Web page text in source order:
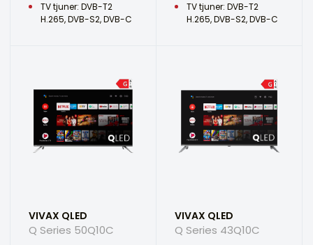
TV tjuner: DVB-T2
H.265, DVB-S2, DVB-C
TV tjuner: DVB-T2
H.265, DVB-S2, DVB-C
VIVAX QLED
Q Series 50Q10C
VIVAX QLED
Q Series 43Q10C